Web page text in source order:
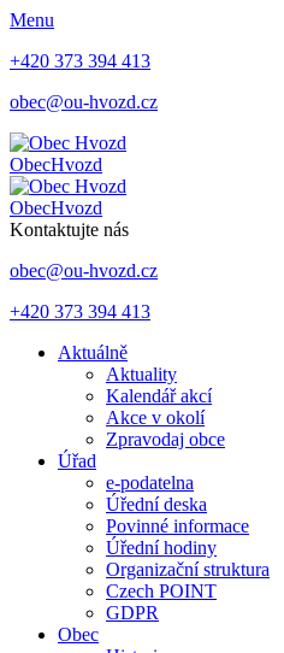
Menu
+420 373 394 413
obec@ou-hvozd.cz
ObecHvozd
ObecHvozd
Kontaktujte nás
obec@ou-hvozd.cz
+420 373 394 413
Aktuálně
Aktuality
Kalendář akcí
Akce v okolí
Zpravodaj obce
Úřad
e-podatelna
Úřední deska
Povinné informace
Úřední hodiny
Organizační struktura
Czech POINT
GDPR
Obec